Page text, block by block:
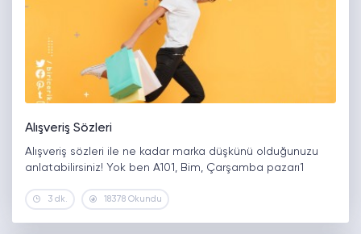
Alışveriş Sözleri
Alışveriş sözleri ile ne kadar marka düşkünü olduğunuzu
anlatabilirsiniz! Yok ben A101, Bim, Çarşamba pazarı1
3 dk. 18378 Okundu